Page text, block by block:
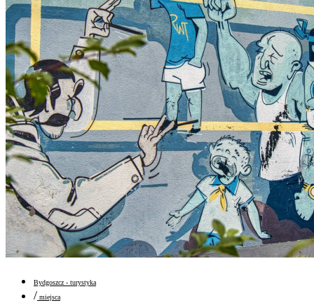
Bydgoszcz - turystyka
/ miejsca